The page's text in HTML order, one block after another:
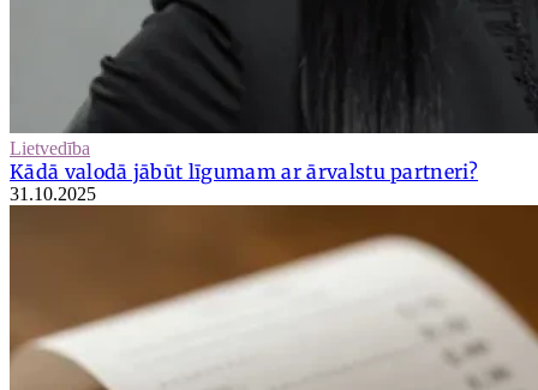
Lietvedība
Kādā valodā jābūt līgumam ar ārvalstu partneri?
31.10.2025